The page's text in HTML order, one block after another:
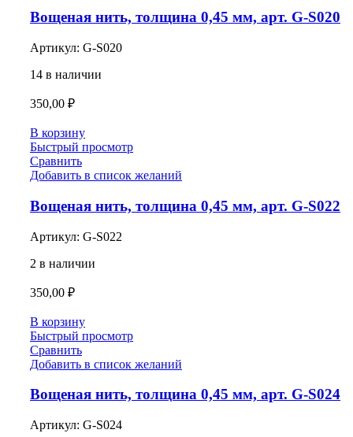
Вощеная нить, толщина 0,45 мм, арт. G-S020
Артикул: G-S020
14 в наличии
350,00 ₽
В корзину
Быстрый просмотр
Сравнить
Добавить в список желаний
Вощеная нить, толщина 0,45 мм, арт. G-S022
Артикул: G-S022
2 в наличии
350,00 ₽
В корзину
Быстрый просмотр
Сравнить
Добавить в список желаний
Вощеная нить, толщина 0,45 мм, арт. G-S024
Артикул: G-S024